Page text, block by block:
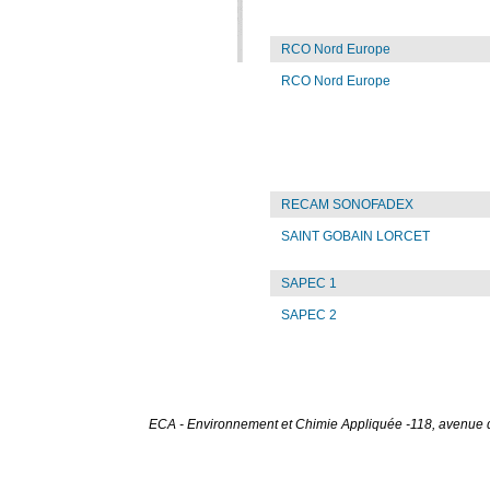
RCO Nord Europe
RCO Nord Europe
RECAM SONOFADEX
SAINT GOBAIN LORCET
SAPEC 1
SAPEC 2
ECA - Environnement et Chimie Appliquée -118,